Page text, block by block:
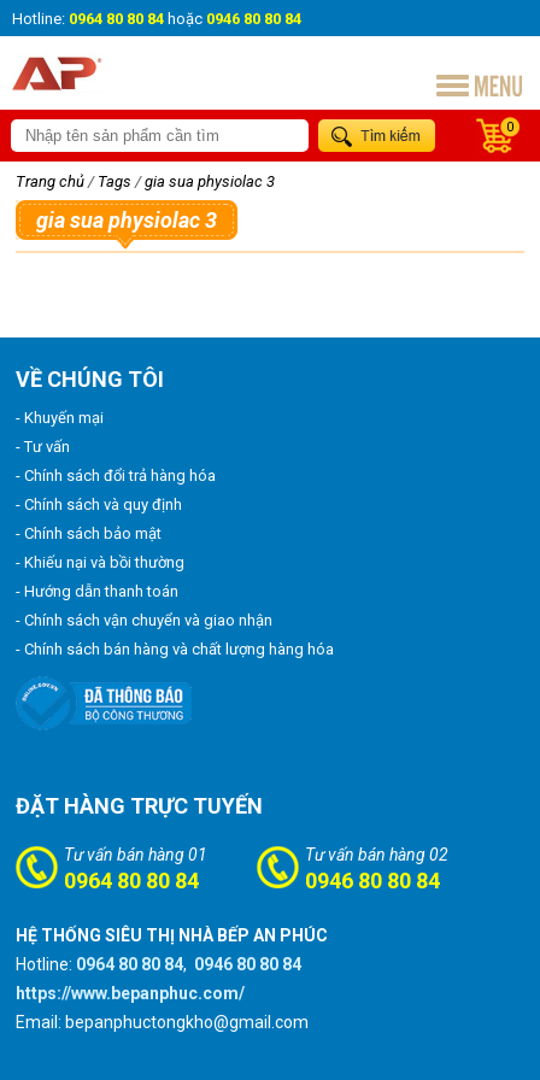
Hotline: 0964 80 80 84 hoặc 0946 80 80 84
0
Trang chủ / Tags / gia sua physiolac 3
gia sua physiolac 3
VỀ CHÚNG TÔI
- Khuyến mại
- Tư vấn
- Chính sách đổi trả hàng hóa
- Chính sách và quy định
- Chính sách bảo mật
- Khiếu nại và bồi thường
- Hướng dẫn thanh toán
- Chính sách vận chuyển và giao nhận
- Chính sách bán hàng và chất lượng hàng hóa
ĐẶT HÀNG TRỰC TUYẾN
Tư vấn bán hàng 01
0964 80 80 84
Tư vấn bán hàng 02
0946 80 80 84
HỆ THỐNG SIÊU THỊ NHÀ BẾP AN PHÚC
Hotline: 0964 80 80 84, 0946 80 80 84
https://www.bepanphuc.com/
Email: bepanphuctongkho@gmail.com